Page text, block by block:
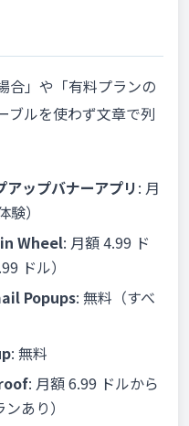
合」や「有料プランの
ブルを使わず文章で列
ップバナーアプリ: 月
）
Wheel: 月額 4.99 ド
ドル）
Popups: 無料（すべ
: 無料
: 月額 6.99 ドルから
あり）